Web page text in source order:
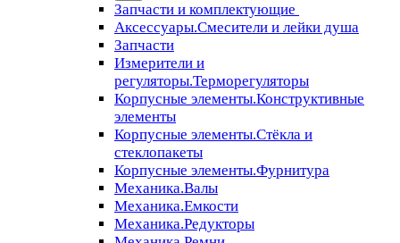
Запчасти и комплектующие
Аксессуары.Смесители и лейки душа
Запчасти
Измерители и
регуляторы.Терморегуляторы
Корпусные элементы.Конструктивные
элементы
Корпусные элементы.Стёкла и
стеклопакеты
Корпусные элементы.Фурнитура
Механика.Валы
Механика.Емкости
Механика.Редукторы